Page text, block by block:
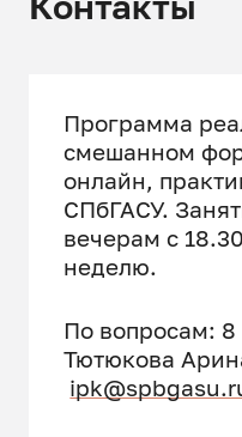
Управление
процессов
Программа
смешанном
онлайн,
СПбГАСУ.
вечерам с
неделю.
По вопросам:
Тютюкова